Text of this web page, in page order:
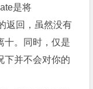
是将
返回，虽然没有
十。同时，仅是
下并不会对你的